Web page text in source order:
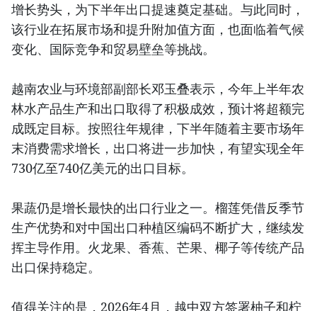
增长势头，为下半年出口提速奠定基础。与此同时，
该行业在拓展市场和提升附加值方面，也面临着气候
变化、国际竞争和贸易壁垒等挑战。
越南农业与环境部副部长邓玉叠表示，今年上半年农
林水产品生产和出口取得了积极成效，预计将超额完
成既定目标。按照往年规律，下半年随着主要市场年
末消费需求增长，出口将进一步加快，有望实现全年
730亿至740亿美元的出口目标。
果蔬仍是增长最快的出口行业之一。榴莲凭借反季节
生产优势和对中国出口种植区编码不断扩大，继续发
挥主导作用。火龙果、香蕉、芒果、椰子等传统产品
出口保持稳定。
值得关注的是，2026年4月，越中双方签署柚子和柠